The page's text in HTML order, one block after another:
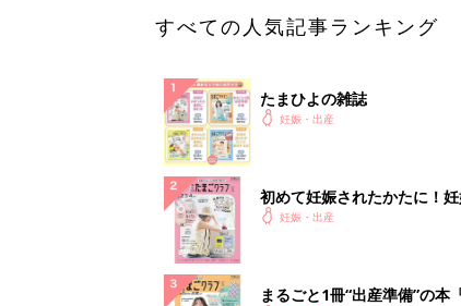
すべての人気記事ランキング
たまひよの雑誌
妊娠・出産
初めて妊娠されたかたに！
妊娠・出産
まるごと1冊“出産準備”の